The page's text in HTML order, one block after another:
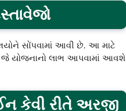
સોંપવામાં આવી છે. આ માટે
યોજનાનો લાભ આપવામાં આવશે
કેવી રીતે અરજી